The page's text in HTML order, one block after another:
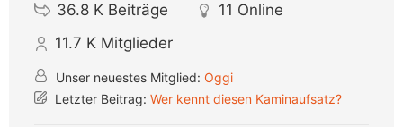
36.8 K Beiträge 11 Online
11.7 K Mitglieder
Unser neuestes Mitglied: Oggi
Letzter Beitrag: Wer kennt diesen Kaminaufsatz?